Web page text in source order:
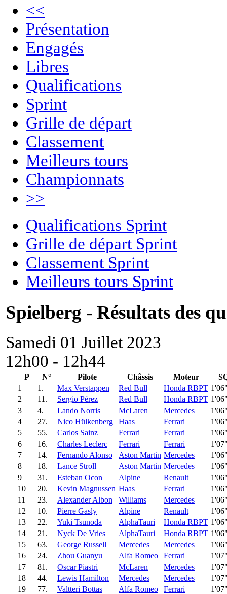
<<
Présentation
Engagés
Libres
Qualifications
Sprint
Grille de départ
Classement
Meilleurs tours
Championnats
>>
Qualifications Sprint
Grille de départ Sprint
Classement Sprint
Meilleurs tours Sprint
Spielberg - Résultats des
Samedi 01 Juillet 2023
12h00 - 12h44
P N° Pilote Châssis Moteur
1
1. Max Verstappen Red Bull Honda RBPT
2
11. Sergio Pérez Red Bull Honda RBPT
3
4. Lando Norris McLaren Mercedes
4
27. Nico Hülkenberg Haas Ferrari
5
55. Carlos Sainz Ferrari Ferrari
6
16. Charles Leclerc Ferrari Ferrari
7
14. Fernando Alonso Aston Martin Mercedes
8
18. Lance Stroll Aston Martin Mercedes
9
31. Esteban Ocon Alpine Renault
10
20. Kevin Magnussen Haas Ferrari
11
23. Alexander Albon Williams Mercedes
12
10. Pierre Gasly Alpine Renault
13
22. Yuki Tsunoda AlphaTauri Honda RBPT
14
21. Nyck De Vries AlphaTauri Honda RBPT
15
63. George Russell Mercedes Mercedes
16
24. Zhou Guanyu Alfa Romeo Ferrari
17
81. Oscar Piastri McLaren Mercedes
18
44. Lewis Hamilton Mercedes Mercedes
19
77. Valtteri Bottas Alfa Romeo Ferrari